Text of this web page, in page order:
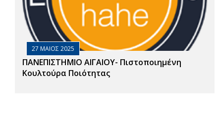
27 ΜΑΙΟΣ 2025
ΠΑΝΕΠΙΣΤΗΜΙΟ ΑΙΓΑΙΟΥ- Πιστοποιημένη
Κουλτούρα Ποιότητας